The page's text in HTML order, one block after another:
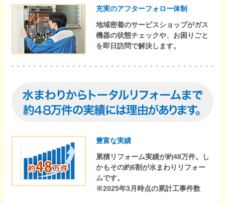
充実のアフターフォロー体制
地域密着のサービスショップがガス
機器の状態チェックや、お困りごと
を即日訪問で解決します。
豊富な実績
累積リフォーム実績が約48万件。し
かもその約6割が水まわりリフォー
ムです。
※2025年3月時点の累計工事件数